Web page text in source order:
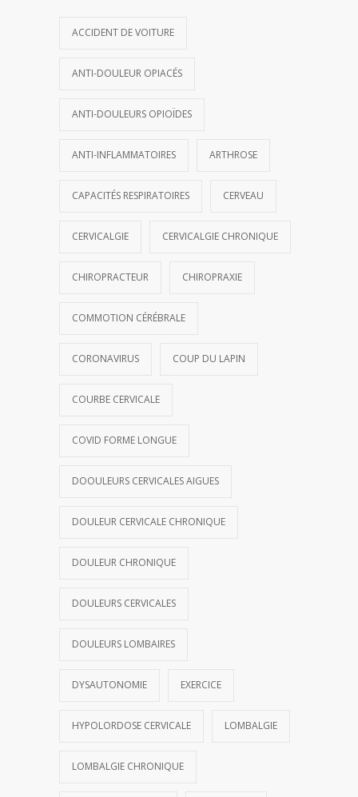
ACCIDENT DE VOITURE
ANTI-DOULEUR OPIACÉS
ANTI-DOULEURS OPIOÏDES
ANTI-INFLAMMATOIRES ARTHROSE
CAPACITÉS RESPIRATOIRES CERVEAU
CERVICALGIE CERVICALGIE CHRONIQUE
CHIROPRACTEUR CHIROPRAXIE
COMMOTION CÉRÉBRALE
CORONAVIRUS COUP DU LAPIN
COURBE CERVICALE
COVID FORME LONGUE
DOOULEURS CERVICALES AIGUES
DOULEUR CERVICALE CHRONIQUE
DOULEUR CHRONIQUE
DOULEURS CERVICALES
DOULEURS LOMBAIRES
DYSAUTONOMIE EXERCICE
HYPOLORDOSE CERVICALE LOMBALGIE
LOMBALGIE CHRONIQUE